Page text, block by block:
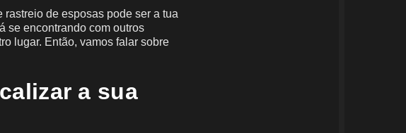
de esposas pode ser a tua
se encontrando com outros
lugar. Então, vamos falar sobre
a sua